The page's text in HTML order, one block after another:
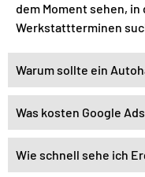
dem Moment sehen,
Werkstattterminen
Warum sollte ein
Was kosten Google
Wie schnell sehe ich